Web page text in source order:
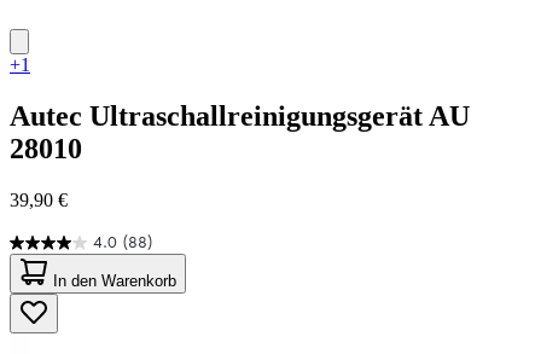
+1
Autec Ultraschallreinigungsgerät AU
28010
39,90 €
4.0 (88)
4.0
von
5
Sternen.
88
In den Warenkorb